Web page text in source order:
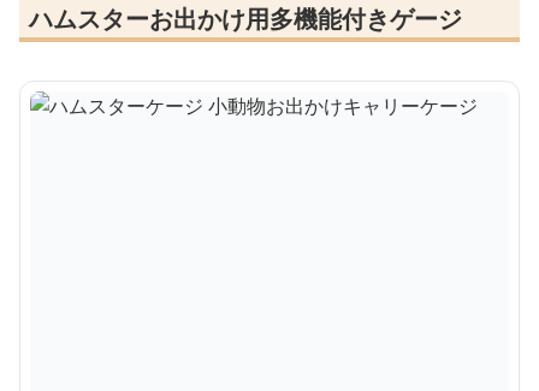
ハムスターお出かけ用多機能付きゲージ